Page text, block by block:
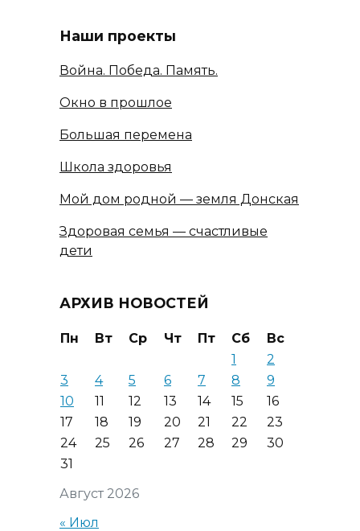
Наши проекты
Война. Победа. Память.
Окно в прошлое
Большая перемена
Школа здоровья
Мой дом родной — земля Донская
Здоровая семья — счастливые
дети
АРХИВ НОВОСТЕЙ
Август 2026
Пн Вт Ср Чт Пт Сб
Вс
1
2
3
4 5 6 7 8
9
10
11 12 13 14 15
16
17
18 19 20 21 22
23
24
25 26 27 28 29
30
31
« Июл